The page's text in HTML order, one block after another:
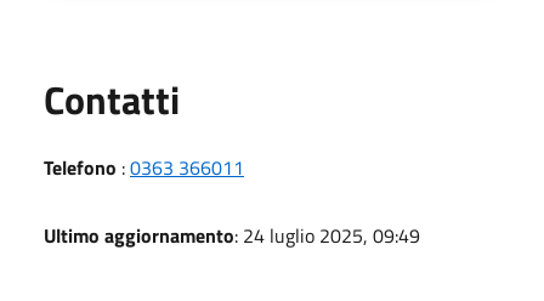
Contatti
Telefono :0363 366011
Ultimo aggiornamento: 24 luglio 2025, 09:49